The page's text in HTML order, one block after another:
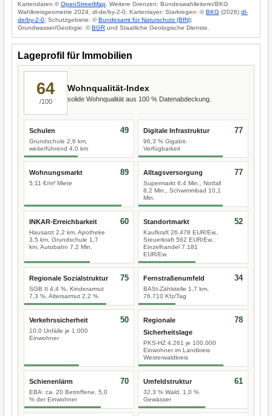
Kartendaten ©OpenStreetMap . Weitere Grenzen: Bundeswahlleiterin/BKG
Wahlkreisgeometrie 2024, dl-de/by-2-0. Kartenlayer: Starkregen: ©BKG (2026) dl-
de/by-2-0; Schutzgebiete: ©Bundesamt für Naturschutz (BfN);
Grundwasser/Geologie: ©BGR und Staatliche Geologische Dienste.
Lageprofil für Immobilien
64
/100
Wohnqualität-Index
solide Wohnqualität aus 100 % Datenabdeckung.
Schulen
Grundschule 2,6 km,
weiterführend 4,0 km
49 Digitale Infrastruktur
96,3 % Gigabit-
Verfügbarkeit
77
Wohnungsmarkt
5,11 €/m² Miete
89 Alltagsversorgung
Supermarkt 6,4 Min., Notfall
8,2 Min., Schwimmbad 10,1
Min.
77
INKAR-Erreichbarkeit
Hausarzt 2,2 km, Apotheke
3,5 km, Grundschule 1,7
km, Autobahn 7,2 Min.
60 Standortmarkt
Kaufkraft 26.478 EUR/Ew.,
Steuerkraft 562 EUR/Ew.,
Einzelhandel 7.181
EUR/Ew.
52
Regionale Sozialstruktur
SGB II 4,4 %, Kinderarmut
7,3 %, Altersarmut 2,2 %
75 Fernstraßenumfeld
BASt-Zählstelle 1,7 km,
76.710 Kfz/Tag
34
Verkehrssicherheit
10,0 Unfälle je 1.000
Einwohner
50
Regionale
Sicherheitslage
PKS-HZ 4.261 je 100.000
Einwohner im Landkreis
Westerwaldkreis
78
Schienenlärm
EBA: ca. 20 Betroffene, 5,0
% der Einwohner
70 Umfeldstruktur
32,3 % Wald, 1,0 %
Gewässer
61